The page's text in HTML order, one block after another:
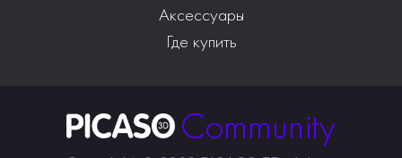
Аксессуары
Где купить